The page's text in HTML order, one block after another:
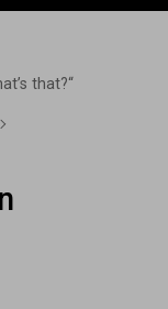
that?“